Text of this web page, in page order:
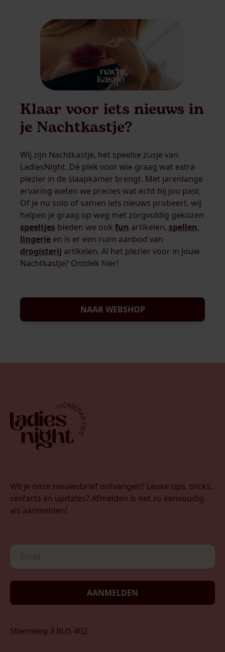
Klaar voor iets nieuws in
je Nachtkastje?
Wij zijn Nachtkastje, het speelse zusje van
LadiesNight. Dé plek voor wie graag wat extra
plezier in de slaapkamer brengt. Met jarenlange
ervaring weten we precies wat echt bij jou past.
Of je nu solo of samen iets nieuws probeert, wij
helpen je graag op weg met zorgvuldig gekozen
speeltjes bieden we ook fun artikelen, spellen,
lingerie en is er een ruim aanbod van
drogisterij artikelen. Al het plezier voor in jouw
Nachtkastje? Ontdek hier!
NAAR WEBSHOP
Wil je onze nieuwsbrief ontvangen? Leuke tips, tricks,
sexfacts en updates? Afmelden is net zo eenvoudig
als aanmelden!
AANMELDEN
Steenweg 3 BUS 402